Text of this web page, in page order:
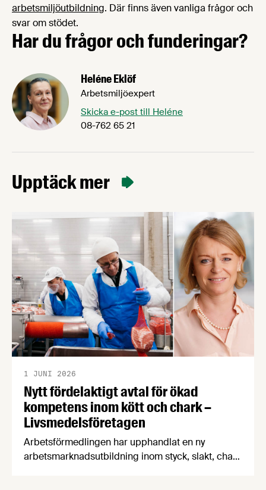
arbetsmiljöutbildning. Där finns även vanliga frågor och
svar om stödet.
Har du frågor och funderingar?
Heléne Eklöf
Arbetsmiljöexpert
Skicka e-post till Heléne
08-762 65 21
Upptäck mer
Nytt fördelaktigt avtal för ökad
kompetens inom kött och chark –
Livsmedelsföretagen
1 JUNI 2026
Arbetsförmedlingen har upphandlat en ny
arbetsmarknadsutbildning inom styck, slakt, chark